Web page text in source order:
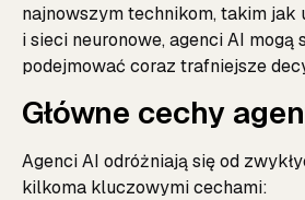
najnowszym technikom, takim jak
i sieci neuronowe, agenci AI mogą
podejmować coraz trafniejsze
Główne cechy
Agenci AI odróżniają się od
kilkoma kluczowymi cechami: